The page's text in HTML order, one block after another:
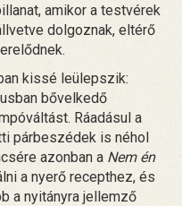
amikor a testvérek
dolgoznak, eltérő
kissé leülepszik:
bővelkedő
Ráadásul a
párbeszédek is néhol
azonban a Nem én
a nyerő recepthez, és
a nyitányra jellemző